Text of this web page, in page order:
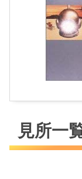
見所一